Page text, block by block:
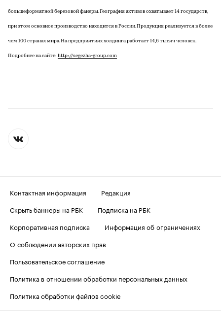
большеформатной березовой фанеры. География активов охватывает 14 государств,
при этом основное производство находится в России. Продукция реализуется в более
чем 100 странах мира. На предприятиях холдинга работает 14,6 тысяч человек.
Подробнее на сайте: http://segezha-group.com
Контактная информация
Редакция
Скрыть баннеры на РБК
Подписка на РБК
Корпоративная подписка
Информация об ограничениях
О соблюдении авторских прав
Пользовательское соглашение
Политика в отношении обработки персональных данных
Политика обработки файлов cookie